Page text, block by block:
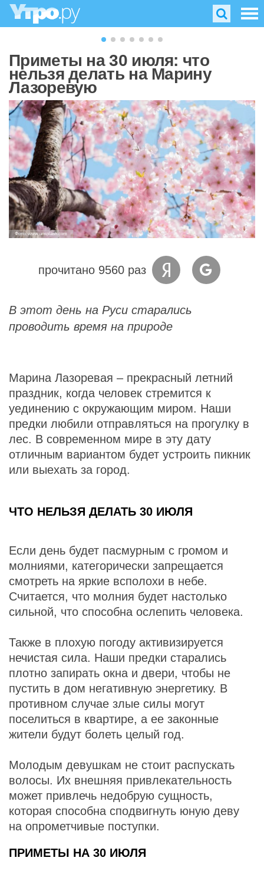
Приметы на 30 июля: что
нельзя делать на Марину
Лазоревую
Фото: www.unsplash.com
прочитано 9560 раз
В этот день на Руси старались
проводить время на природе
Марина Лазоревая – прекрасный летний
праздник, когда человек стремится к
уединению с окружающим миром. Наши
предки любили отправляться на прогулку в
лес. В современном мире в эту дату
отличным вариантом будет устроить пикник
или выехать за город.
ЧТО НЕЛЬЗЯ ДЕЛАТЬ 30 ИЮЛЯ
Если день будет пасмурным с громом и
молниями, категорически запрещается
смотреть на яркие всполохи в небе.
Считается, что молния будет настолько
сильной, что способна ослепить человека.
Также в плохую погоду активизируется
нечистая сила. Наши предки старались
плотно запирать окна и двери, чтобы не
пустить в дом негативную энергетику. В
противном случае злые силы могут
поселиться в квартире, а ее законные
жители будут болеть целый год.
Молодым девушкам не стоит распускать
волосы. Их внешняя привлекательность
может привлечь недобрую сущность,
которая способна сподвигнуть юную деву
на опрометчивые поступки.
ПРИМЕТЫ НА 30 ИЮЛЯ